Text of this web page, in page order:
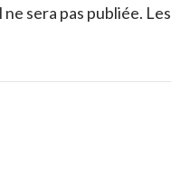
sera pas publiée.